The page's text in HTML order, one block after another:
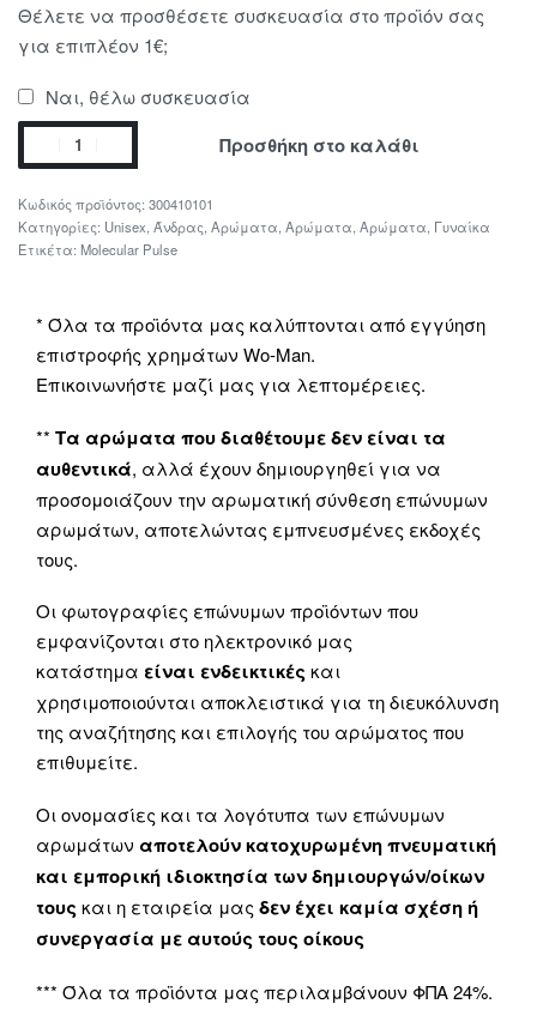
Θέλετε να προσθέσετε συσκευασία στο προϊόν σας
για επιπλέον 1€;
Ναι, θέλω συσκευασία
Προσθήκη στο καλάθι
300410101
Κατηγορίες: Unisex Άνδρας Αρώματα Αρώματα Αρώματα Γυναίκα
Ετικέτα: Molecular Pulse
* Όλα τα προϊόντα μας καλύπτονται από εγγύηση
επιστροφής χρημάτων Wo-Man.
Επικοινωνήστε μαζί μας για λεπτομέρειες.
** Τα αρώματα που διαθέτουμε δεν είναι τα
αυθεντικά, αλλά έχουν δημιουργηθεί για να
προσομοιάζουν την αρωματική σύνθεση επώνυμων
αρωμάτων, αποτελώντας εμπνευσμένες εκδοχές
τους.
Οι φωτογραφίες επώνυμων προϊόντων που
εμφανίζονται στο ηλεκτρονικό μας
κατάστημα είναι ενδεικτικές και
χρησιμοποιούνται αποκλειστικά για τη διευκόλυνση
της αναζήτησης και επιλογής του αρώματος που
επιθυμείτε.
Οι ονομασίες και τα λογότυπα των επώνυμων
αρωμάτων αποτελούν κατοχυρωμένη πνευματική
και εμπορική ιδιοκτησία των δημιουργών/οίκων
τους και η εταιρεία μας δεν έχει καμία σχέση ή
συνεργασία με αυτούς τους οίκους
*** Όλα τα προϊόντα μας περιλαμβάνουν ΦΠΑ 24%.